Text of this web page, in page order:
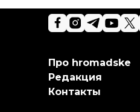
Про hromadske
Редакция
Контакты